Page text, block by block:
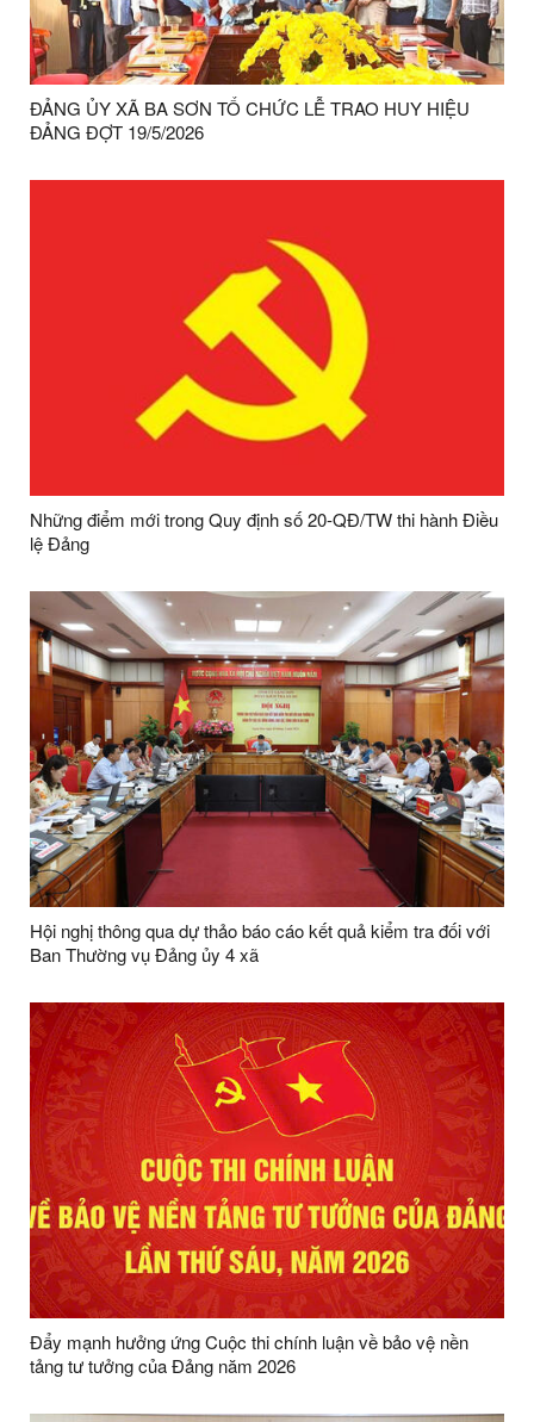
ĐẢNG ỦY XÃ BA SƠN TỔ CHỨC LỄ TRAO HUY HIỆU
ĐẢNG ĐỢT 19/5/2026
Những điểm mới trong Quy định số 20-QĐ/TW thi hành Điều
lệ Đảng
Hội nghị thông qua dự thảo báo cáo kết quả kiểm tra đối với
Ban Thường vụ Đảng ủy 4 xã
Đẩy mạnh hưởng ứng Cuộc thi chính luận về bảo vệ nền
tảng tư tưởng của Đảng năm 2026